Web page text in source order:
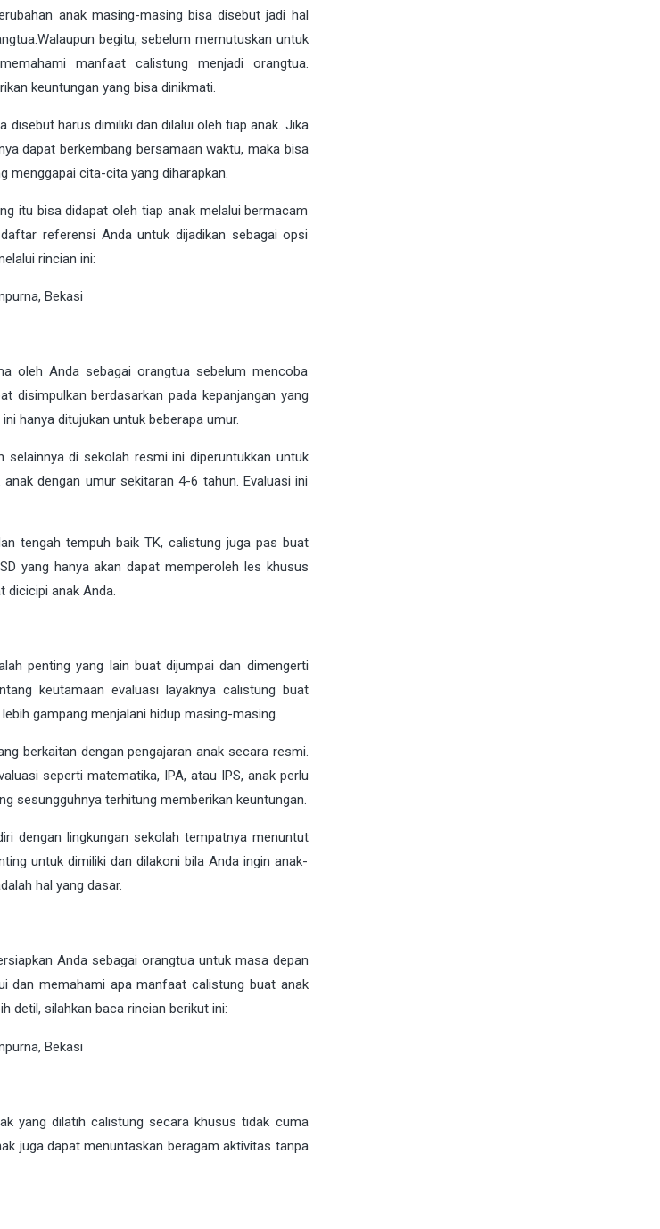
anak masing-masing bisa disebut jadi hal
begitu, sebelum memutuskan untuk
manfaat calistung menjadi orangtua.
keuntungan yang bisa dinikmati.
harus dimiliki dan dilalui oleh tiap anak. Jika
dapat berkembang bersamaan waktu, maka bisa
menggapai cita-cita yang diharapkan.
itu bisa didapat oleh tiap anak melalui bermacam
referensi Anda untuk dijadikan sebagai opsi
rincian ini:
oleh Anda sebagai orangtua sebelum mencoba
disimpulkan berdasarkan pada kepanjangan yang
hanya ditujukan untuk beberapa umur.
di sekolah resmi ini diperuntukkan untuk
dengan umur sekitaran 4-6 tahun. Evaluasi ini
tengah tempuh baik TK, calistung juga pas buat
yang hanya akan dapat memperoleh les khusus
dicicipi anak Anda.
penting yang lain buat dijumpai dan dimengerti
keutamaan evaluasi layaknya calistung buat
gampang menjalani hidup masing-masing.
berkaitan dengan pengajaran anak secara resmi.
seperti matematika, IPA, atau IPS, anak perlu
sesungguhnya terhitung memberikan keuntungan.
dengan lingkungan sekolah tempatnya menuntut
untuk dimiliki dan dilakoni bila Anda ingin anak-
hal yang dasar.
Anda sebagai orangtua untuk masa depan
dan memahami apa manfaat calistung buat anak
detil, silahkan baca rincian berikut ini:
yang dilatih calistung secara khusus tidak cuma
juga dapat menuntaskan beragam aktivitas tanpa